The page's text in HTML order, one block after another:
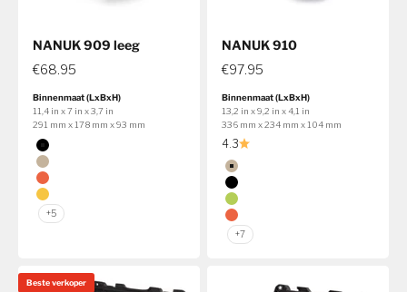
NANUK 909 leeg
€68.95
Binnenmaat (LxBxH)
11,4 in x 7 in x 3,7 in
291 mm x 178 mm x 93 mm
Kleur
Zwart
Tan
Oranje
Geel
+5
NANUK 910
€97.95
Binnenmaat (LxBxH)
13,2 in x 9,2 in x 4,1 in
336 mm x 234 mm x 104 mm
4.3
Kleur
Tan
Zwart
Kalk
Oranje
+7
Beste verkoper